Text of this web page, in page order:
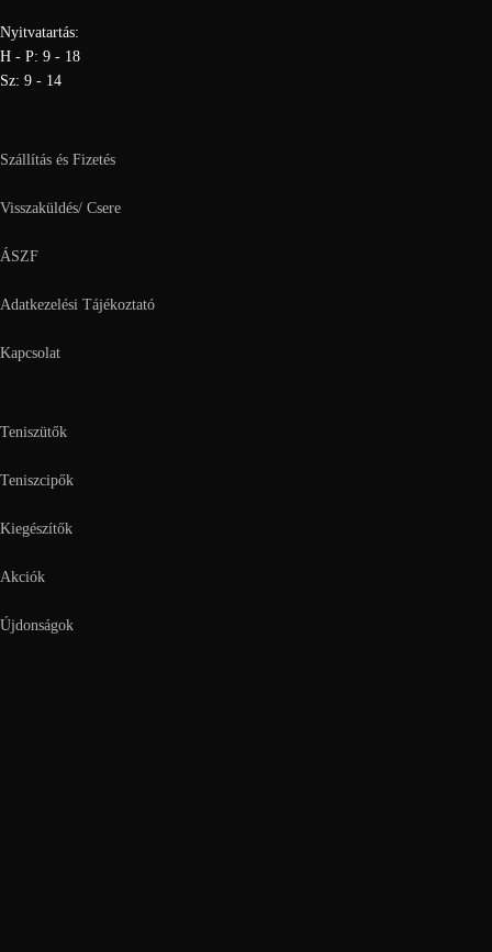
Nyitvatartás:
H - P: 9 - 18
Sz: 9 - 14
Szállítás és Fizetés
Visszaküldés/ Csere
ÁSZF
Adatkezelési Tájékoztató
Kapcsolat
Teniszütők
Teniszcipők
Kiegészítők
Akciók
Újdonságok